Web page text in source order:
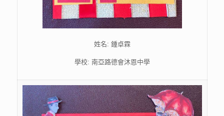
姓名: 鍾卓霖
學校: 南亞路德會沐恩中學